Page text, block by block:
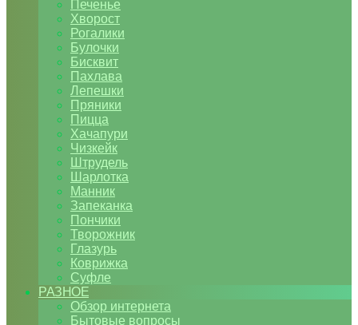
Печенье
Хворост
Рогалики
Булочки
Бисквит
Пахлава
Лепешки
Пряники
Пицца
Хачапури
Чизкейк
Штрудель
Шарлотка
Манник
Запеканка
Пончики
Творожник
Глазурь
Коврижка
Суфле
РАЗНОЕ
Обзор интернета
Бытовые вопросы